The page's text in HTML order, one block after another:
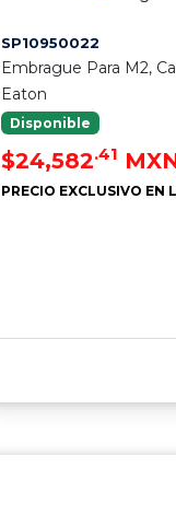
SP10950022
Embrague Para M2,
Eaton
Disponible
$24,582.41
PRECIO EXCLUSIVO EN